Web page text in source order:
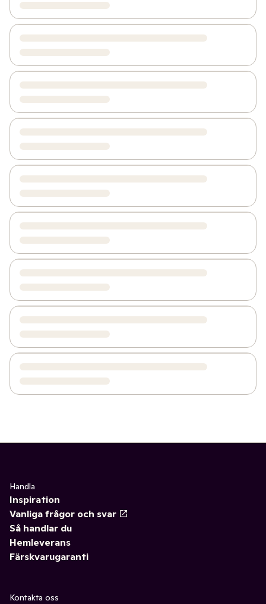
Handla
Inspiration
Vanliga frågor och svar
Så handlar du
Hemleverans
Färskvarugaranti
Kontakta oss